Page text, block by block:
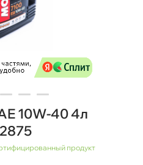
10W-40 4л
продукт